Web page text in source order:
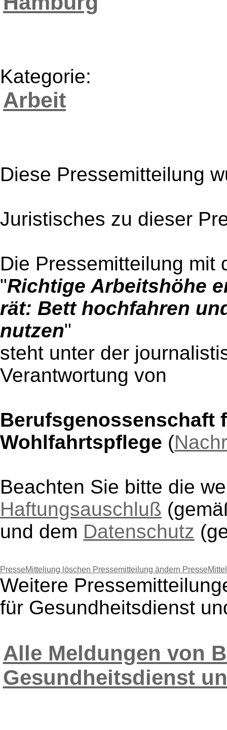
Kategorie:
Arbeit
Diese Pressemitteilung
Juristisches zu dieser
Die Pressemitteilung mit
"Richtige Arbeitshöhe
rät: Bett hochfahren
nutzen"
steht unter der
Verantwortung von
Berufsgenossenschaft
Wohlfahrtspflege (
Beachten Sie bitte die
Haftungsauschluß
und dem Datenschutz
PresseMitteliung löschen Pressemitteilung ändern
Weitere
für Gesundheitsdienst
Alle Meldungen von
Gesundheitsdienst